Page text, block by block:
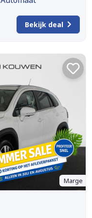
Bekijk deal
Marge